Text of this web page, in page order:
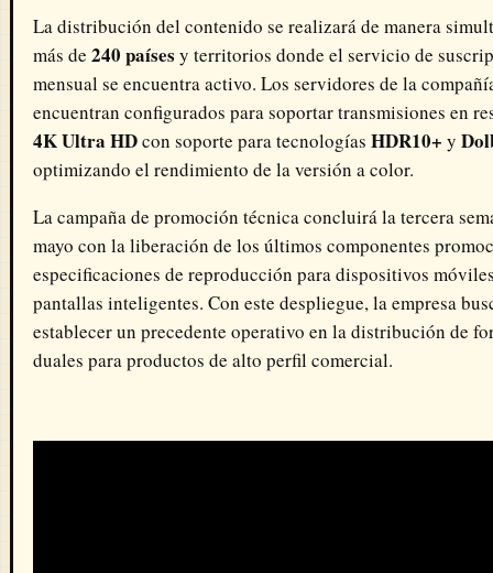
La distribución del contenido se realizará de manera
más de 240 países y territorios donde el servicio de
mensual se encuentra activo. Los servidores de la
encuentran configurados para soportar transmisiones en
4K Ultra HDcon soporte para tecnologías HDR10+ y
optimizando el rendimiento de la versión a color.
La campaña de promoción técnica concluirá la tercera
mayo con la liberación de los últimos componentes
especificaciones de reproducción para dispositivos
pantallas inteligentes. Con este despliegue, la empresa
establecer un precedente operativo en la distribución de
duales para productos de alto perfil comercial.